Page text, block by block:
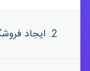
2. ایجاد فروشگاه در سیستم شما رایگان است؟